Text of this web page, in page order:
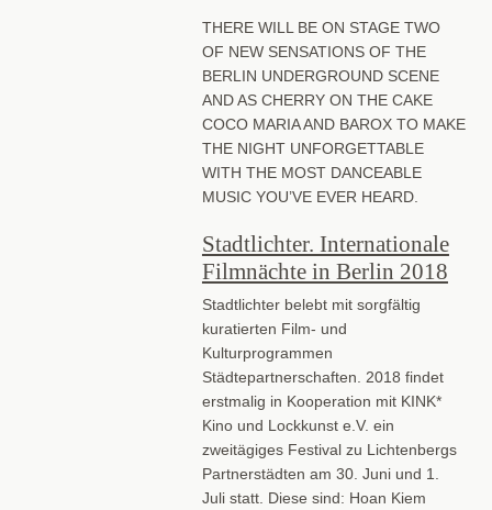
THERE WILL BE ON STAGE TWO
OF NEW SENSATIONS OF THE
BERLIN UNDERGROUND SCENE
AND AS CHERRY ON THE CAKE
COCO MARIA AND BAROX TO MAKE
THE NIGHT UNFORGETTABLE
WITH THE MOST DANCEABLE
MUSIC YOU’VE EVER HEARD.
Stadtlichter. Internationale
Filmnächte in Berlin 2018
Stadtlichter belebt mit sorgfältig
kuratierten Film- und
Kulturprogrammen
Städtepartnerschaften. 2018 findet
erstmalig in Kooperation mit KINK*
Kino und Lockkunst e.V. ein
zweitägiges Festival zu Lichtenbergs
Partnerstädten am 30. Juni und 1.
Juli statt. Diese sind: Hoan Kiem